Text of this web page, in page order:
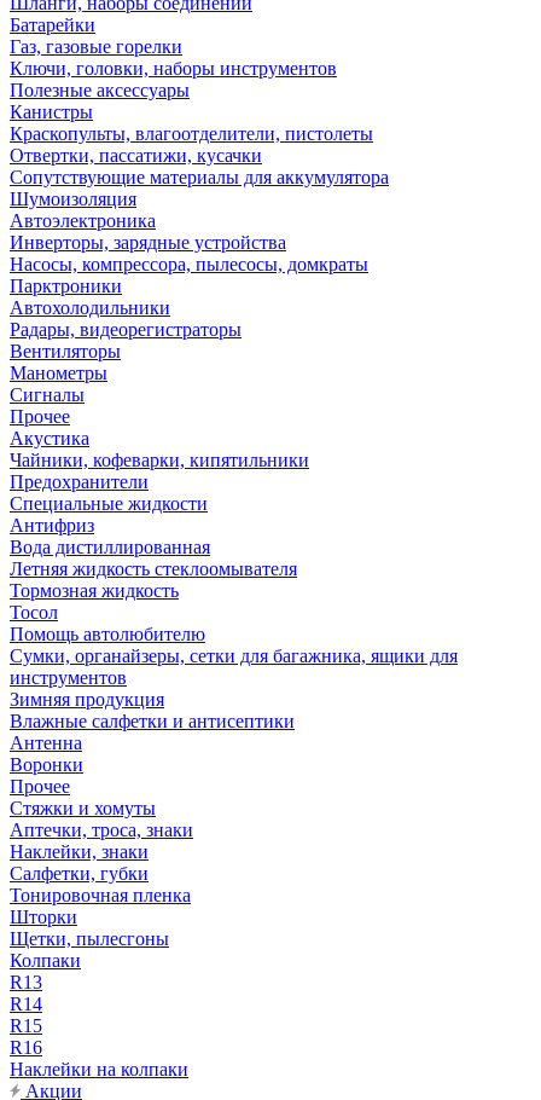
Батарейки
Газ, газовые горелки
Ключи, головки, наборы инструментов
Полезные аксессуары
Канистры
Краскопульты, влагоотделители, пистолеты
Отвертки, пассатижи, кусачки
Сопутствующие материалы для аккумулятора
Шумоизоляция
Автоэлектроника
Инверторы, зарядные устройства
Насосы, компрессора, пылесосы, домкраты
Парктроники
Автохолодильники
Радары, видеорегистраторы
Вентиляторы
Манометры
Сигналы
Прочее
Акустика
Чайники, кофеварки, кипятильники
Предохранители
Специальные жидкости
Антифриз
Вода дистиллированная
Летняя жидкость стеклоомывателя
Тормозная жидкость
Тосол
Помощь автолюбителю
Сумки, органайзеры, сетки для багажника, ящики для
инструментов
Зимняя продукция
Влажные салфетки и антисептики
Антенна
Воронки
Прочее
Стяжки и хомуты
Аптечки, троса, знаки
Наклейки, знаки
Салфетки, губки
Тонировочная пленка
Шторки
Щетки, пылесгоны
Колпаки
R13
R14
R15
R16
Наклейки на колпаки
Акции